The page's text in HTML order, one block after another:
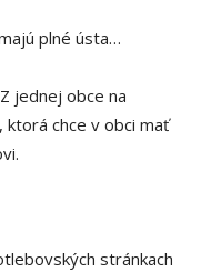
plné ústa…
jednej obce na
ktorá chce v obci mať
stránkach